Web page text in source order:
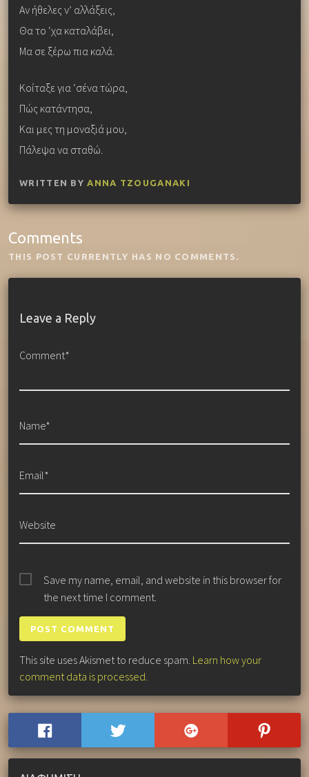
Αν ήθελες ν’ αλλάξεις,
Θα το ‘χα καταλάβει,
Μα σε ξέρω πια καλά.
Κοίταξε για ‘σένα τώρα,
Πώς κατάντησα,
Και μες τη μοναξιά μου,
Πάλεψα να σταθώ.
WRITTEN BYANNA TZOUGANAKI
Comments
THIS POST CURRENTLY HAS NO COMMENTS.
Leave a Reply
Comment*
Name*
Email*
Website
Save my name, email, and website in this browser for
the next time I comment.
This site uses Akismet to reduce spam. Learn how your
comment data is processed.